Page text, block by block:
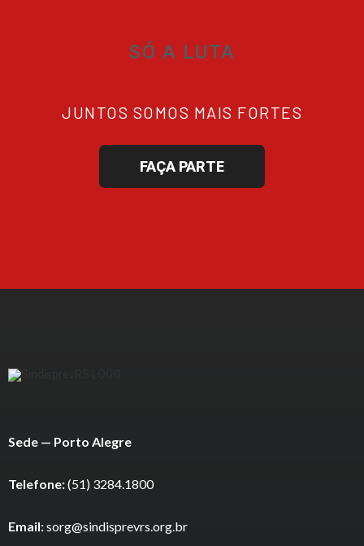
SÓ A LUTA
JUNTOS SOMOS MAIS FORTES
FAÇA PARTE
Sede — Porto Alegre
Telefone:(51) 3284.1800
Email:sorg@sindisprevrs.org.br